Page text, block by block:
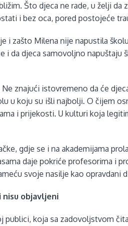
Što djeca ne rade, u želji da
i bez oca, pored postojeće
i zašto Milena nije napustila
da djeca samovoljno napuštaju
znajući istovremeno da će
u koju su išli najbolji. O čijem
i prijekosti. U kulturi koja
gdje se i na akademijama
daje pokriće profesorima i
svoje nasilje kao opravdani
nisu objavljeni
publici, koja sa zadovoljstvom